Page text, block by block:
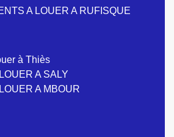
A LOUER A RUFISQUE
à Thiès
A SALY
A MBOUR